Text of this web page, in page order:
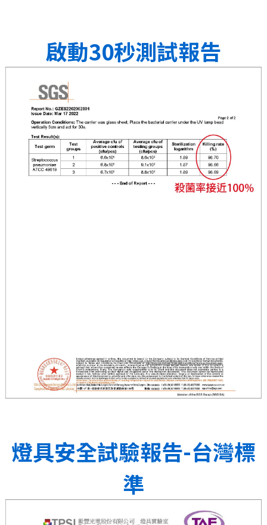
啟動30秒測試報告
燈具安全試驗報告-台灣標
準